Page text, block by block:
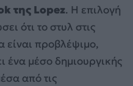
της Lopez. Η επιλογή
ότι το στυλ στις
είναι προβλέψιμο,
ένα μέσο δημιουργικής
από τις